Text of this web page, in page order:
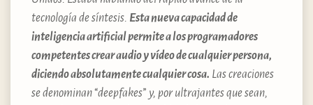
tecnología de síntesis. Esta nueva capacidad de
inteligencia artificial permite a los programadores
competentes crear audio y vídeo de cualquier persona,
diciendo absolutamente cualquier cosa. Las creaciones
se denominan“deepfakes” y, por ultrajantes que sean,